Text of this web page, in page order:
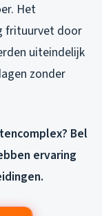
Het
frituurvet door
uiteindelijk
zonder
Bel
ervaring